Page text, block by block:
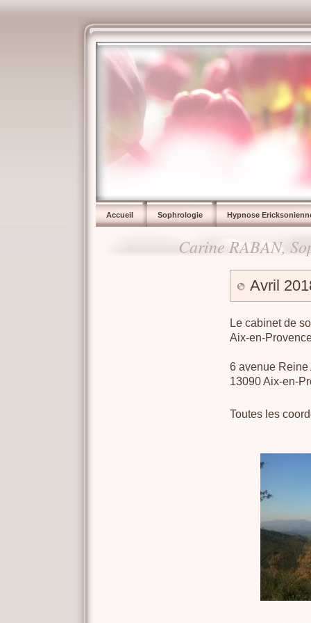
Accueil Sophrologie Hypnose
Carine RABAN,
Avril
Le cabinet de
Aix-en-
6 avenue Reine
13090 Aix-en-
Toutes les